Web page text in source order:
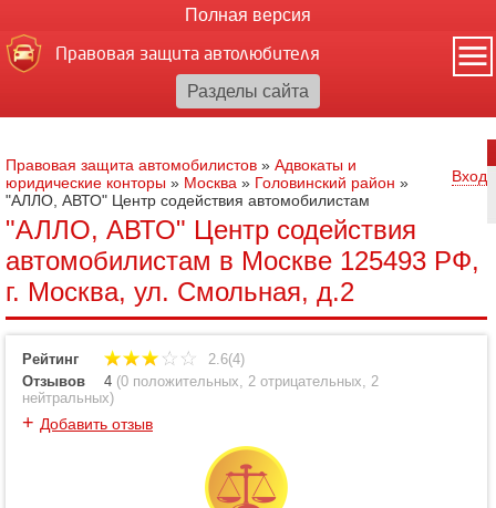
Полная версия
Правовая защита автолюбителя
Правовая защита автомобилистов » Адвокаты и
юридические конторы » Москва » Головинский район »
"АЛЛО, АВТО" Центр содействия автомобилистам
Вход
"АЛЛО, АВТО" Центр содействия
автомобилистам в Москве 125493 РФ,
г. Москва, ул. Смольная, д.2
Рейтинг
2.6(4)
Отзывов
4 (0 положительных, 2 отрицательных, 2
нейтральных)
+ Добавить отзыв